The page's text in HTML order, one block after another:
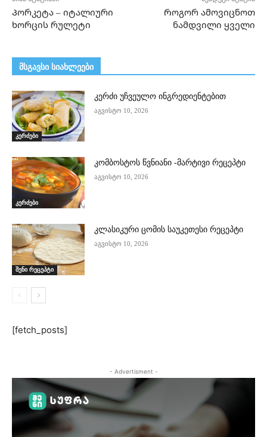
Პორკეტა – იტალიური
ხორცის რულეტი
Როგორ ამოვიცნოთ
ნამდვილი ყველი
მსგავსი სიახლეები
კერძები
კერძი უჩვეულო ინგრედიენტებით
აგვისტო 10, 2026
კერძები
კომბოსტოს წვნიანი -მარტივი რეცეპტი
აგვისტო 10, 2026
შენი რეცეპტი
კლასიკური ცომის საუკეთესი რეცეპტი
აგვისტო 10, 2026
[fetch_posts]
- Advertisment -